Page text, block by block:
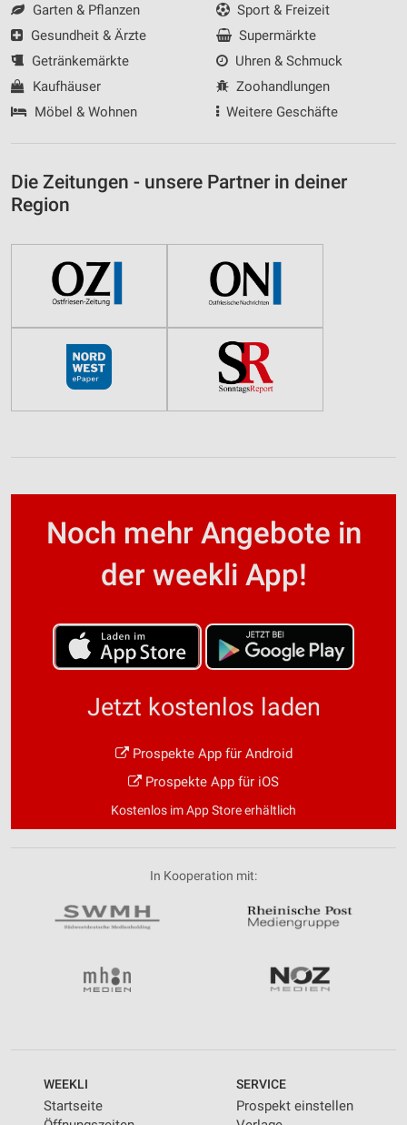
Garten & Pflanzen
Gesundheit & Ärzte
Getränkemärkte
Kaufhäuser
Möbel & Wohnen
Sport & Freizeit
Supermärkte
Uhren & Schmuck
Zoohandlungen
Weitere Geschäfte
Die Zeitungen - unsere Partner in deiner
Region
Noch mehr Angebote in
der weekli App!
Jetzt kostenlos laden
Prospekte App für Android
Prospekte App für iOS
Kostenlos im App Store erhältlich
In Kooperation mit:
WEEKLI
Startseite
SERVICE
Prospekt einstellen